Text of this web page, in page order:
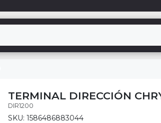
TERMINAL DIRECCIÓN
DIR1200
SKU: 1586486883044